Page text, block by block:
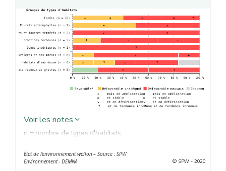
Voir les notes
n = nombre de types d'habitats
conditions climatiques et physico-chimiques particulières
État de l’environnement wallon – Source : SPW
Environnement - DEMNA
© SPW - 2020